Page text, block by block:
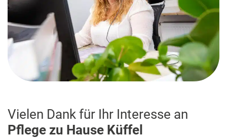
Vielen Dank für Ihr Interesse an
Pflege zu Hause Küffel